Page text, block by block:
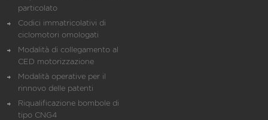
particolato
Codici immatricolativi di
ciclomotori omologati
Modalità di collegamento al
CED motorizzazione
Modalità operative per il
rinnovo delle patenti
Riqualificazione bombole di
tipo CNG4